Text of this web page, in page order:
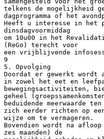
telkens de mogelijkheid
dagprogramma of het
Heeft u interesse in het
dinsdagvoormiddag
om 10u00 in het
(ReGo) terecht voor
een vrijblijvende
9
5. Opvolging
Doordat er gewerkt wordt
in zowel het eet en
bewegingsactiviteiten,
geheel
beduidende meerwaarde
zich eerder richten op
wijze om te vermageren.
Bovendien wordt na afloop
zes maanden) de